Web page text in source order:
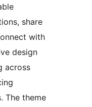
share
with
design
across
The theme